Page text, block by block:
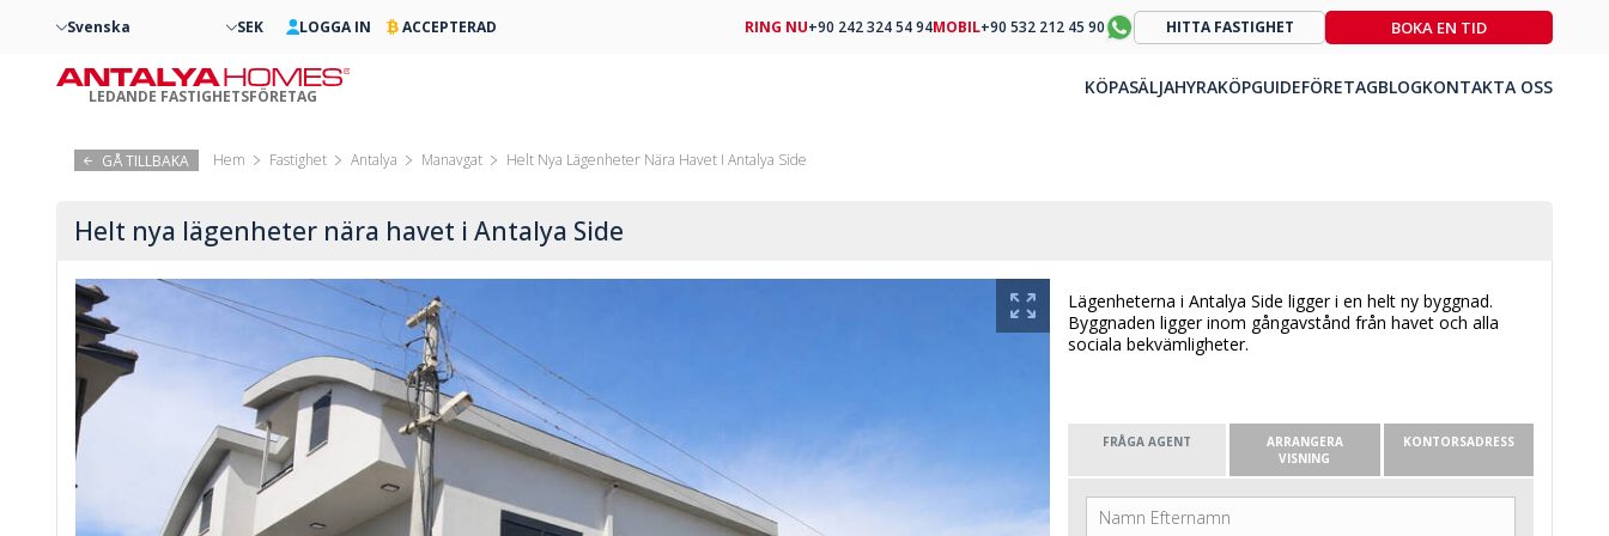
GÅ TILLBAKA Hem Fastighet Antalya Manavgat Helt Nya Lägenheter Nära Havet I Antalya Side
Helt nya lägenheter nära havet i Antalya Side
Lägenheterna i Antalya Side ligger i en helt ny byggnad.
Byggnaden ligger inom gångavstånd från havet och alla
sociala bekvämligheter.
FRÅGA AGENT
ARRANGERA
VISNING
KONTORSADRESS
Svenska SEK LOGGA IN ACCEPTERAD
LEDANDE FASTIGHETSFÖRETAG
RING NU+90 242 324 54 94MOBIL+90 532 212 45 90 HITTA FASTIGHET BOKA EN TID
KÖPASÄLJAHYRAKÖPGUIDEFÖRETAGBLOGKONTAKTA OSS